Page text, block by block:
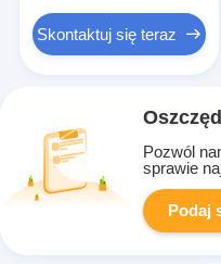
Skontaktuj się teraz
Pozwól
sprawie
Podaj